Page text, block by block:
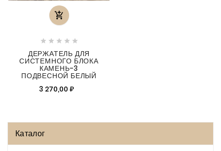

    
ДЕРЖАТЕЛЬ ДЛЯ
СИСТЕМНОГО БЛОКА
КАМЕНЬ-3
ПОДВЕСНОЙ БЕЛЫЙ
3 270,00 ₽
Каталог